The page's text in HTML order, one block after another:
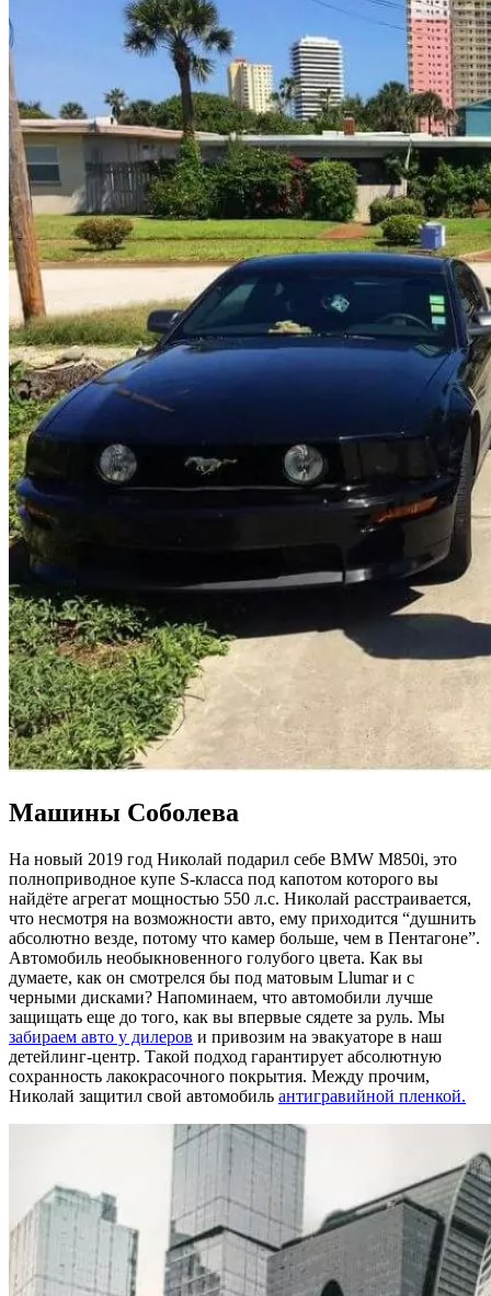
Машины Соболева
На новый 2019 год Николай подарил себе BMW M850i, это
полноприводное купе S-класса под капотом которого вы
найдёте агрегат мощностью 550 л.с. Николай расстраивается,
что несмотря на возможности авто, ему приходится “душнить
абсолютно везде, потому что камер больше, чем в Пентагоне”.
Автомобиль необыкновенного голубого цвета. Как вы
думаете, как он смотрелся бы под матовым Llumar и с
черными дисками? Напоминаем, что автомобили лучше
защищать еще до того, как вы впервые сядете за руль. Мы
забираем авто у дилеров и привозим на эвакуаторе в наш
детейлинг-центр. Такой подход гарантирует абсолютную
сохранность лакокрасочного покрытия. Между прочим,
Николай защитил свой автомобиль антигравийной пленкой.